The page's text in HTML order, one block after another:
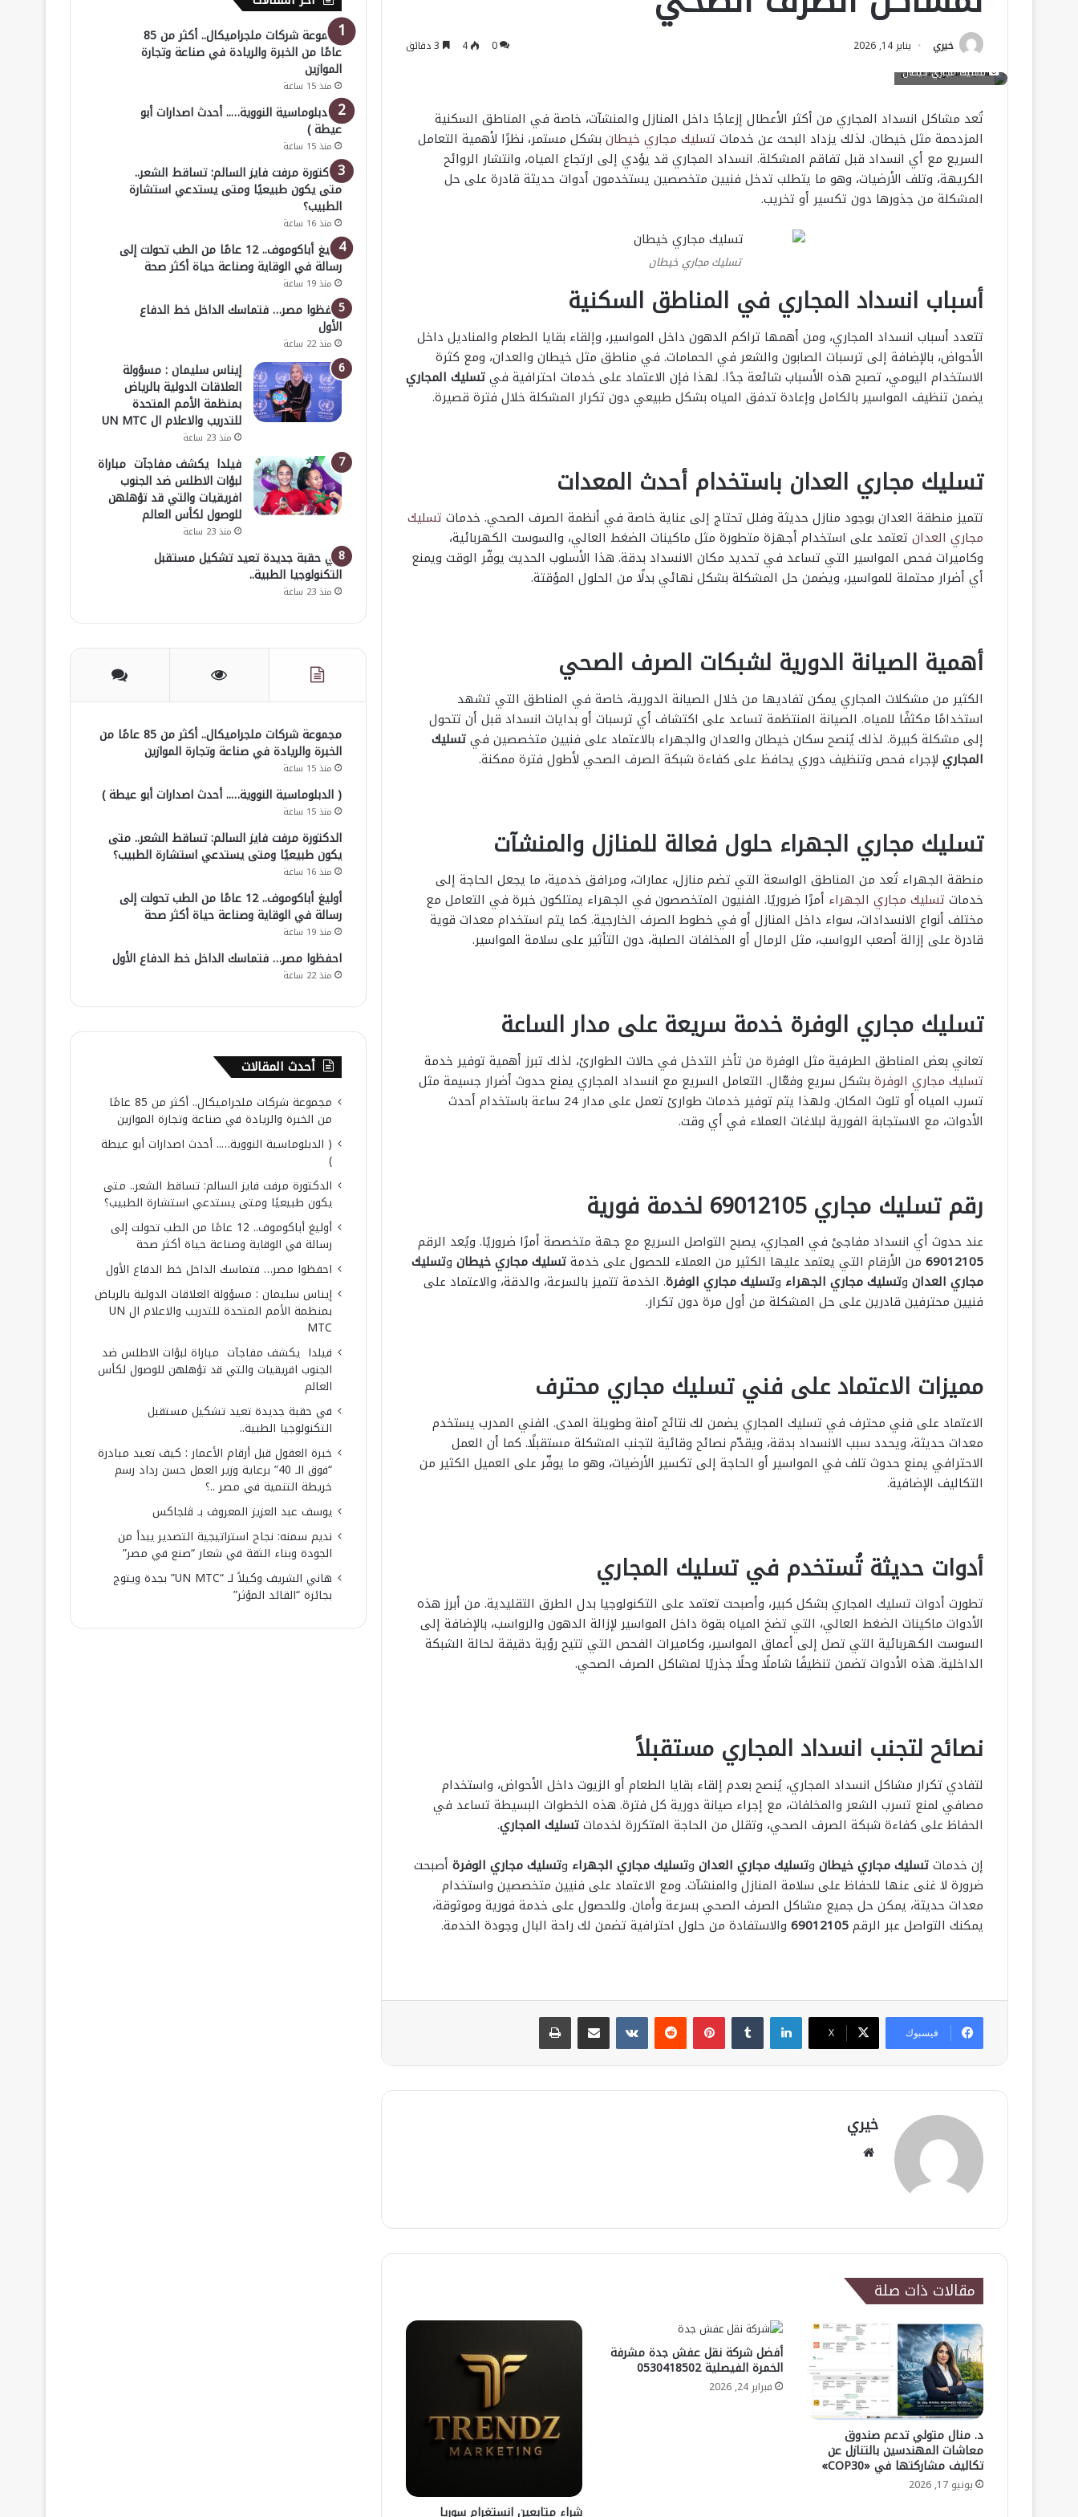
خيري يناير 14, 2026 0
4
تسليك مجاري خيطان
تُعد مشاكل انسداد المجاري من أكثر الأعطال إزعاجًا داخل المنازل والمنشآت، خاصة في المناطق السكنية
المزدحمة مثل خيطان. لذلك يزداد البحث عن خدمات تسليك مجاري خيطان بشكل مستمر، نظرًا لأهمية التعامل
السريع مع أي انسداد قبل تفاقم المشكلة. انسداد المجاري قد يؤدي إلى ارتجاع المياه، وانتشار الروائح
الكريهة، وتلف الأرضيات، وهو ما يتطلب تدخل فنيين متخصصين يستخدمون أدوات حديثة قادرة على حل
المشكلة من جذورها دون تكسير أو تخريب.
تسليك مجاري خيطان
أسباب انسداد المجاري في المناطق السكنية
تتعدد أسباب انسداد المجاري، ومن أهمها تراكم الدهون داخل المواسير، وإلقاء بقايا الطعام والمناديل داخل
الأحواض، بالإضافة إلى ترسبات الصابون والشعر في الحمامات. في مناطق مثل خيطان والعدان، ومع كثرة
الاستخدام اليومي، تصبح هذه الأسباب شائعة جدًا. لهذا فإن الاعتماد على خدمات احترافية فيتسليك المجاري
يضمن تنظيف المواسير بالكامل وإعادة تدفق المياه بشكل طبيعي دون تكرار المشكلة خلال فترة قصيرة.
تسليك مجاري العدان باستخدام أحدث المعدات
تتميز منطقة العدان بوجود منازل حديثة وفلل تحتاج إلى عناية خاصة في أنظمة الصرف الصحي. خدمات تسليك
مجاري العدان تعتمد على استخدام أجهزة متطورة مثل ماكينات الضغط العالي، والسوست الكهربائية،
وكاميرات فحص المواسير التي تساعد في تحديد مكان الانسداد بدقة. هذا الأسلوب الحديث يوفّر الوقت ويمنع
أي أضرار محتملة للمواسير، ويضمن حل المشكلة بشكل نهائي بدلًا من الحلول المؤقتة.
أهمية الصيانة الدورية لشبكات الصرف الصحي
الكثير من مشكلات المجاري يمكن تفاديها من خلال الصيانة الدورية، خاصة في المناطق التي تشهد
استخدامًا مكثفًا للمياه. الصيانة المنتظمة تساعد على اكتشاف أي ترسبات أو بدايات انسداد قبل أن تتحول
إلى مشكلة كبيرة. لذلك يُنصح سكان خيطان والعدان والجهراء بالاعتماد على فنيين متخصصين فيتسليك
المجاري لإجراء فحص وتنظيف دوري يحافظ على كفاءة شبكة الصرف الصحي لأطول فترة ممكنة.
تسليك مجاري الجهراء حلول فعالة للمنازل والمنشآت
منطقة الجهراء تُعد من المناطق الواسعة التي تضم منازل، عمارات، ومرافق خدمية، ما يجعل الحاجة إلى
خدمات تسليك مجاري الجهراء أمرًا ضروريًا. الفنيون المتخصصون في الجهراء يمتلكون خبرة في التعامل مع
مختلف أنواع الانسدادات، سواء داخل المنازل أو في خطوط الصرف الخارجية. كما يتم استخدام معدات قوية
قادرة على إزالة أصعب الرواسب، مثل الرمال أو المخلفات الصلبة، دون التأثير على سلامة المواسير.
تسليك مجاري الوفرة خدمة سريعة على مدار الساعة
تعاني بعض المناطق الطرفية مثل الوفرة من تأخر التدخل في حالات الطوارئ، لذلك تبرز أهمية توفير خدمة
تسليك مجاري الوفرة بشكل سريع وفعّال. التعامل السريع مع انسداد المجاري يمنع حدوث أضرار جسيمة مثل
تسرب المياه أو تلوث المكان. ولهذا يتم توفير خدمات طوارئ تعمل على مدار 24 ساعة باستخدام أحدث
الأدوات، مع الاستجابة الفورية لبلاغات العملاء في أي وقت.
رقم تسليك مجاري 69012105 لخدمة فورية
عند حدوث أي انسداد مفاجئ في المجاري، يصبح التواصل السريع مع جهة متخصصة أمرًا ضروريًا. ويُعد الرقم
69012105 من الأرقام التي يعتمد عليها الكثير من العملاء للحصول على خدمةتسليك مجاري خيطان وتسليك
مجاري العدان وتسليك مجاري الجهراء وتسليك مجاري الوفرة. الخدمة تتميز بالسرعة، والدقة، والاعتماد على
فنيين محترفين قادرين على حل المشكلة من أول مرة دون تكرار.
مميزات الاعتماد على فني تسليك مجاري محترف
الاعتماد على فني محترف في تسليك المجاري يضمن لك نتائج آمنة وطويلة المدى. الفني المدرب يستخدم
معدات حديثة، ويحدد سبب الانسداد بدقة، ويقدّم نصائح وقائية لتجنب المشكلة مستقبلًا. كما أن العمل
الاحترافي يمنع حدوث تلف في المواسير أو الحاجة إلى تكسير الأرضيات، وهو ما يوفّر على العميل الكثير من
التكاليف الإضافية.
أدوات حديثة تُستخدم في تسليك المجاري
تطورت أدوات تسليك المجاري بشكل كبير، وأصبحت تعتمد على التكنولوجيا بدل الطرق التقليدية. من أبرز هذه
الأدوات ماكينات الضغط العالي، التي تضخ المياه بقوة داخل المواسير لإزالة الدهون والرواسب، بالإضافة إلى
السوست الكهربائية التي تصل إلى أعماق المواسير، وكاميرات الفحص التي تتيح رؤية دقيقة لحالة الشبكة
الداخلية. هذه الأدوات تضمن تنظيفًا شاملًا وحلًا جذريًا لمشاكل الصرف الصحي.
نصائح لتجنب انسداد المجاري مستقبلاً
لتفادي تكرار مشاكل انسداد المجاري، يُنصح بعدم إلقاء بقايا الطعام أو الزيوت داخل الأحواض، واستخدام
مصافي لمنع تسرب الشعر والمخلفات، مع إجراء صيانة دورية كل فترة. هذه الخطوات البسيطة تساعد في
الحفاظ على كفاءة شبكة الصرف الصحي، وتقلل من الحاجة المتكررة لخدماتتسليك المجاري.
إن خدماتتسليك مجاري خيطان وتسليك مجاري العدان وتسليك مجاري الجهراء وتسليك مجاري الوفرة أصبحت
ضرورة لا غنى عنها للحفاظ على سلامة المنازل والمنشآت. ومع الاعتماد على فنيين متخصصين واستخدام
معدات حديثة، يمكن حل جميع مشاكل الصرف الصحي بسرعة وأمان. وللحصول على خدمة فورية وموثوقة،
يمكنك التواصل عبر الرقم69012105 والاستفادة من حلول احترافية تضمن لك راحة البال وجودة الخدمة.
فيسبوك ‫X
لينكدإن بينتيريست مشاركة عبر البريد طباعة
خيري
مقالات ذات صلة
د. منال متولي تدعم صندوق
معاشات المهندسين بالتنازل عن
تكاليف مشاركتها في «COP30»
يونيو 17, 2026
أفضل شركة نقل عفش جدة مشرفة
الخمرة الفيصلية 0530418502
فبراير 24, 2026
شراء متابعين انستغرام سوريا
مجموعة شركات ملجراميكال.. أكثر من 85
عامًا من الخبرة والريادة في صناعة وتجارة
الموازين
منذ 15 ساعة
( الدبلوماسية النووية….. أحدث اصدارات أبو
عيطة )
منذ 15 ساعة
الدكتورة مرفت فايز السالم: تساقط الشعر..
متى يكون طبيعيًا ومتى يستدعي استشارة
الطبيب؟
منذ 16 ساعة
أوليغ أباكوموف.. 12 عامًا من الطب تحولت إلى
رسالة في الوقاية وصناعة حياة أكثر صحة
منذ 19 ساعة
احفظوا مصر… فتماسك الداخل خط الدفاع
الأول
منذ 22 ساعة
إيناس سليمان : مسؤولة
العلاقات الدولية بالرياض
بمنظمة الأمم المتحدة
للتدريب والاعلام ال UN MTC
منذ 23 ساعة
فيلدا يكشف مفاجآت مباراة
لبؤات الاطلس ضد الجنوب
افريقيات والتي قد تؤهلهن
للوصول لكأس العالم
منذ 23 ساعة
في حقبة جديدة تعيد تشكيل مستقبل
التكنولوجيا الطبية..
منذ 23 ساعة
مجموعة شركات ملجراميكال.. أكثر من 85 عامًا من
الخبرة والريادة في صناعة وتجارة الموازين
منذ 15 ساعة
( الدبلوماسية النووية….. أحدث اصدارات أبو عيطة )
منذ 15 ساعة
الدكتورة مرفت فايز السالم: تساقط الشعر.. متى
يكون طبيعيًا ومتى يستدعي استشارة الطبيب؟
منذ 16 ساعة
أوليغ أباكوموف.. 12 عامًا من الطب تحولت إلى
رسالة في الوقاية وصناعة حياة أكثر صحة
منذ 19 ساعة
احفظوا مصر… فتماسك الداخل خط الدفاع الأول
منذ 22 ساعة
أحدث المقالات
مجموعة شركات ملجراميكال.. أكثر من 85 عامًا
من الخبرة والريادة في صناعة وتجارة الموازين
( الدبلوماسية النووية….. أحدث اصدارات أبو عيطة
)
الدكتورة مرفت فايز السالم: تساقط الشعر.. متى
يكون طبيعيًا ومتى يستدعي استشارة الطبيب؟
أوليغ أباكوموف.. 12 عامًا من الطب تحولت إلى
رسالة في الوقاية وصناعة حياة أكثر صحة
احفظوا مصر… فتماسك الداخل خط الدفاع الأول
إيناس سليمان : مسؤولة العلاقات الدولية بالرياض
بمنظمة الأمم المتحدة للتدريب والاعلام ال UN
MTC
فيلدا يكشف مفاجآت مباراة لبؤات الاطلس ضد
الجنوب افريقيات والتي قد تؤهلهن للوصول لكأس
العالم
في حقبة جديدة تعيد تشكيل مستقبل
التكنولوجيا الطبية..
خبرة العقول قبل أرقام الأعمار : كيف تعيد مبادرة
“فوق الـ 40” برعاية وزير العمل حسن رداد رسم
خريطة التنمية في مصر ..؟
يوسف عبد العزيز المعروف بـ ڤلجاكس
نديم سمنه: نجاح استراتيجية التصدير يبدأ من
الجودة وبناء الثقة في شعار “صنع في مصر”
هاني الشريف وكيلاً لـ “UN MTC” بجدة ويتوج
بجائزة “القائد المؤثر”